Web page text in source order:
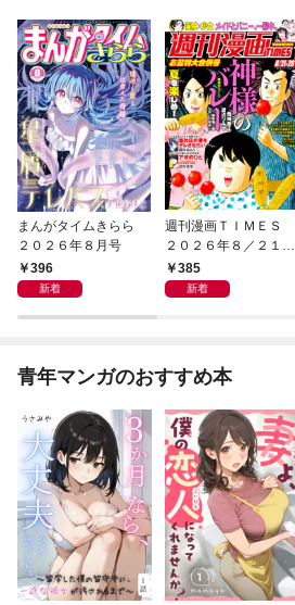
まんがタイムきらら
２０２６年８月号
396
新着
週刊漫画ＴＩＭＥＳ
２０２６年８／２１・
２８合併号
385
新着
青年マンガのおすすめ本